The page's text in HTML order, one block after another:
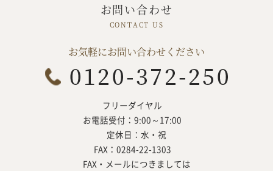
お問い合わせ
お気軽にお問い合わせください
フリーダイヤル
お電話受付：9:00～17:00
定休日：水・祝
FAX：0284-22-1303
FAX・メールにつきましては